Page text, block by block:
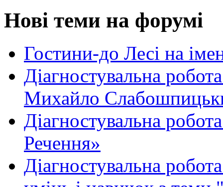
Нові теми на форумі
Гостини-до Лесі на
Діагностувальна
Михайло
Діагностувальна
Речення»
Діагностувальна